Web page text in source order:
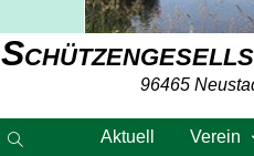
96465
Aktuell Verein